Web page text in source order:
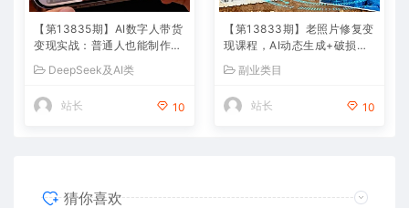
【第13835期】AI数字人带货
变现实战：普通人也能制作数
0+
DeepSeek及AI类
站长 10
【第13833期】老照片修复变
现课程，AI动态生成+破损修
收入2w+
副业类目
站长 10
猜你喜欢